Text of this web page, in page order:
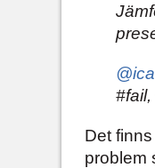
Det
problem